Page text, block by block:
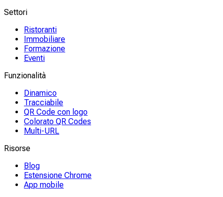
Settori
Ristoranti
Immobiliare
Formazione
Eventi
Funzionalità
Dinamico
Tracciabile
QR Code con logo
Colorato QR Codes
Multi-URL
Risorse
Blog
Estensione Chrome
App mobile